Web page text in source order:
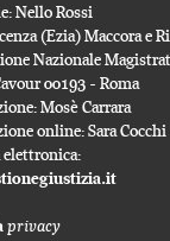
Nello Rossi
(Ezia) Maccora e
Nazionale
00193 - Roma
Mosè Carrara
online: Sara Cocchi
privacy